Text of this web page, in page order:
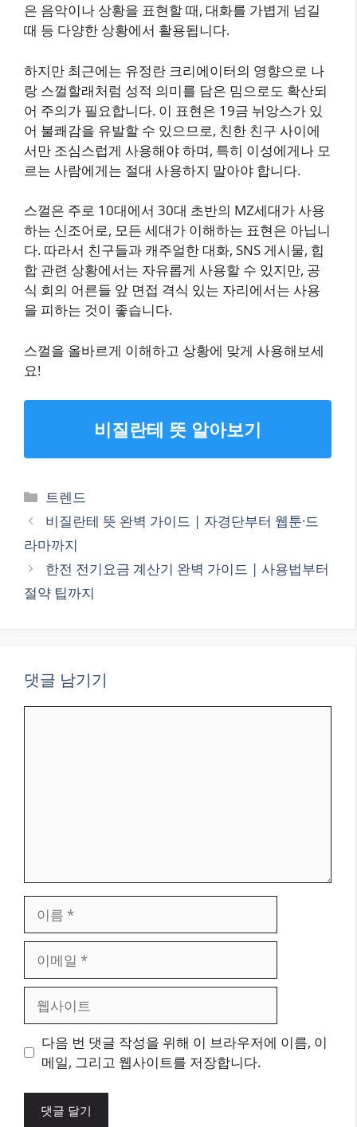
은 음악이나 상황을 표현할 때, 대화를 가볍게 넘길
때 등 다양한 상황에서 활용됩니다.
하지만 최근에는 유정란 크리에이터의 영향으로 나
랑 스껄할래처럼 성적 의미를 담은 밈으로도 확산되
어 주의가 필요합니다. 이 표현은 19금 뉘앙스가 있
어 불쾌감을 유발할 수 있으므로, 친한 친구 사이에
서만 조심스럽게 사용해야 하며, 특히 이성에게나 모
르는 사람에게는 절대 사용하지 말아야 합니다.
스껄은 주로 10대에서 30대 초반의 MZ세대가 사용
하는 신조어로, 모든 세대가 이해하는 표현은 아닙니
다. 따라서 친구들과 캐주얼한 대화, SNS 게시물, 힙
합 관련 상황에서는 자유롭게 사용할 수 있지만, 공
식 회의 어른들 앞 면접 격식 있는 자리에서는 사용
을 피하는 것이 좋습니다.
스껄을 올바르게 이해하고 상황에 맞게 사용해보세
요!
비질란테 뜻 알아보기
카
테
고
리
트렌드
비질란테 뜻 완벽 가이드 | 자경단부터 웹툰·드
라마까지
한전 전기요금 계산기 완벽 가이드 | 사용법부터
절약 팁까지
댓글 남기기
일
트
다음 번 댓글 작성을 위해 이 브라우저에 이름, 이
메일, 그리고 웹사이트를 저장합니다.